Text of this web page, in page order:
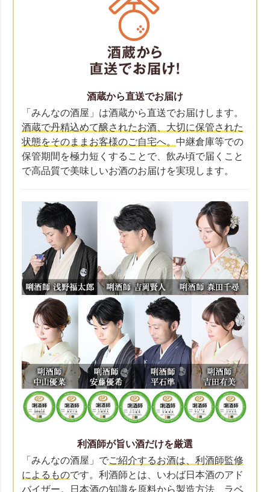
酒蔵から直送でお届け
「みんなの酒屋」は酒蔵から直送でお届けします。
酒蔵で丹精込めて醸されたお酒、大切に保管された
状態をそのままお客様のご自宅へ。 中継倉庫等での
保管期間を極力短くすることで、飲み頃で届くこと
で高品質で美味しいお酒のお届けを実現します。
利酒師が旨い酒だけを厳選
「みんなの酒屋」でご紹介するお酒は、利酒師監修
によるものです。利酒師とは、いわば日本酒のアド
バイザー。日本酒の知識を原料から製造方法、ラベ